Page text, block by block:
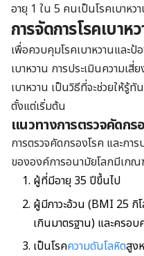
อายุ 1 ใน 5 คนเป็นโรคเบาหว
การจัดการโรคเบาห
เพื่อควบคุมโรคเบาหวานและ
เบาหวาน การประเมินความเ
เบาหวาน เป็นวิธีที่จะช่วยให้รู้ทั
ตั้งแต่เริ่มต้น
แนวทางการตรวจคัดกร
การตรวจคัดกรองโรค และกา
ขององค์การอนามัยโลกมีเก
ผู้ที่มีอายุ 35 ปีขึ้นไป
ผู้มีภาวะอ้วน (BMI 25 กิ
เกินมาตรฐาน) และครอบ
เป็นโรคความดันโลหิตสูง